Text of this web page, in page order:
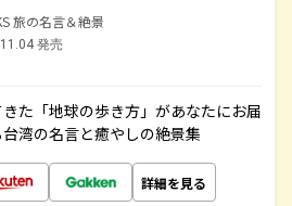
旅の名言＆絶景
発売
た「地球の歩き方」があなたにお届
湾の名言と癒やしの絶景集
詳細を見る